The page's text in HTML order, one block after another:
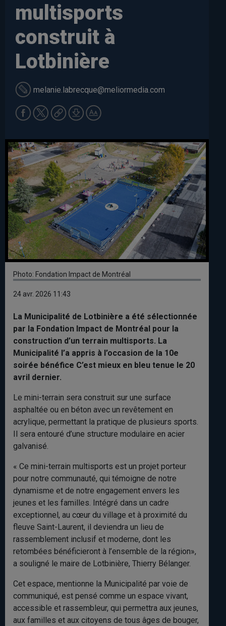
multisports
construit à
Lotbinière
melanie.labrecque@meliormedia.com
Photo: Fondation Impact de Montréal
24 avr. 2026 11:43
La Municipalité de Lotbinière a été sélectionnée
par la Fondation Impact de Montréal pour la
construction d’un terrain multisports. La
Municipalité l’a appris à l’occasion de la 10e
soirée bénéfice C’est mieux en bleu tenue le 20
avril dernier.
Le mini-terrain sera construit sur une surface
asphaltée ou en béton avec un revêtement en
acrylique, permettant la pratique de plusieurs sports.
Il sera entouré d’une structure modulaire en acier
galvanisé.
« Ce mini-terrain multisports est un projet porteur
pour notre communauté, qui témoigne de notre
dynamisme et de notre engagement envers les
jeunes et les familles. Intégré dans un cadre
exceptionnel, au cœur du village et à proximité du
fleuve Saint-Laurent, il deviendra un lieu de
rassemblement inclusif et moderne, dont les
retombées bénéficieront à l’ensemble de la région»,
a souligné le maire de Lotbinière, Thierry Bélanger.
Cet espace, mentionne la Municipalité par voie de
communiqué, est pensé comme un espace vivant,
accessible et rassembleur, qui permettra aux jeunes,
aux familles et aux citoyens de tous âges de bouger,